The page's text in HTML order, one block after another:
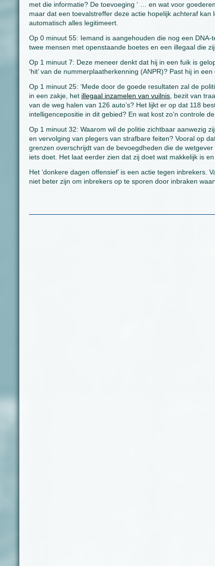
met die informatie? De toevoeging ‘ … en wat voor
maar dat een toevalstreffer deze actie hopelijk achteraf kan
automatisch alles legitimeert.
Op 0 minuut 55: Iemand is aangehouden die nog een
twee mensen met openstaande boetes en een illegaal die
Op 1 minuut 7: Deze meneer denkt dat hij in een fuik is
‘hit’ van de nummerplaatherkenning (ANPR)? Past hij in
Op 1 minuut 25: ‘Mede door de goede resultaten zal de
in een zakje, het illegaal inzamelen van vuilnis , bezit van
van de weg halen van 126 auto’s? Het lijkt er op dat 118
intelligencepositie in dit gebied? En wat kost zo’n controle
Op 1 minuut 32: Waarom wil de politie zichtbaar aanwezig
en vervolging van plegers van strafbare feiten? Vooral op
grenzen overschrijdt van de bevoegdheden die de
iets doet. Het laat eerder zien dat zij doet wat makkelijk is
Het ‘donkere dagen offensief’ is een actie tegen
niet beter zijn om inbrekers op te sporen door inbraken